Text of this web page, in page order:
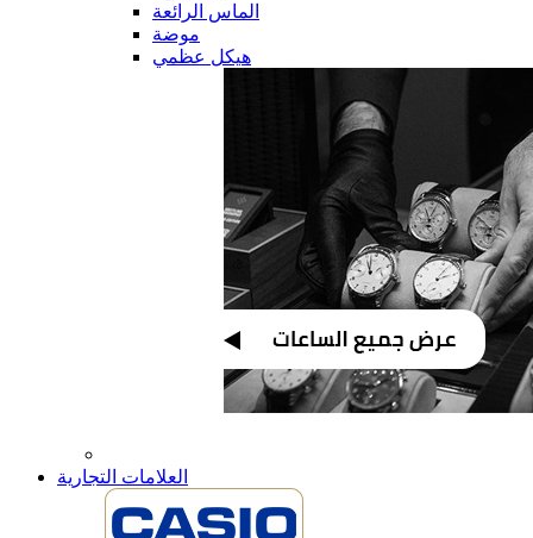
الماس الرائعة
موضة
هيكل عظمي
العلامات التجارية